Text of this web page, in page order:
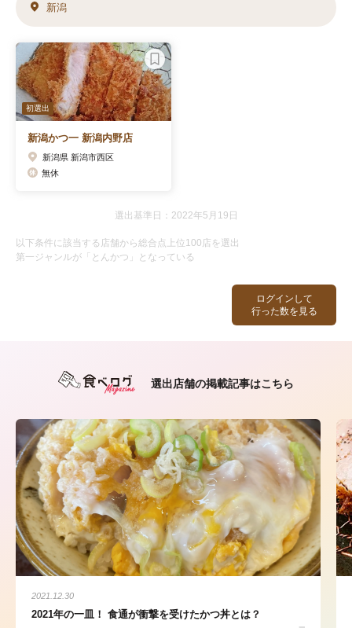
ログインして
行った数を見る
新潟
初選出
新潟かつ一 新潟内野店
新潟県 新潟市西区
無休
選出基準日：2022年5月19日
以下条件に該当する店舗から総合点上位100店を選出
第一ジャンルが「とんかつ」となっている
選出店舗の掲載記事はこちら
2021.12.30
2021年の一皿！ 食通が衝撃を受けたかつ丼とは？